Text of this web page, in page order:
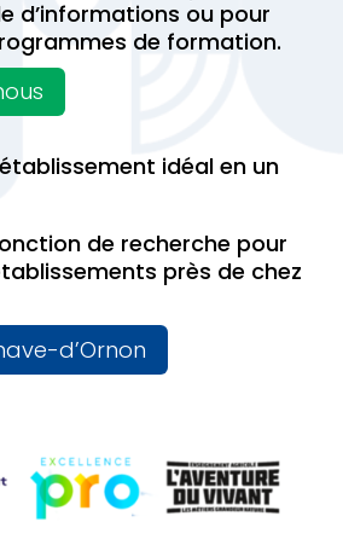
d’informations ou pour
de formation.
idéal en un
de recherche pour
près de chez
d’Ornon